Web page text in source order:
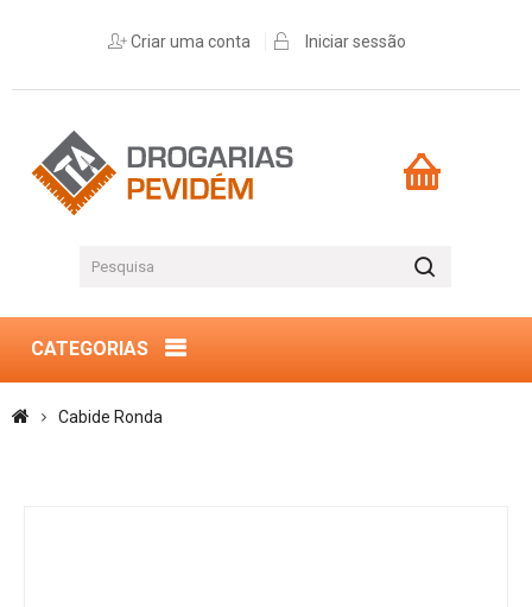
Criar uma conta Iniciar sessão
CATEGORIAS
Cabide Ronda